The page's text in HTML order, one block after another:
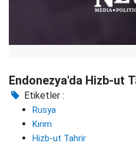
Endonezya'da Hizb-ut
Etiketler :
Rusya
Kırım
Hizb-ut Tahrir